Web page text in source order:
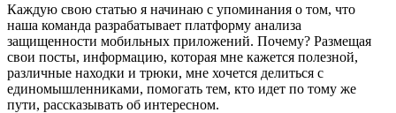
Каждую свою статью я начинаю с упоминания о том, что
наша команда разрабатывает платформу анализа
защищенности мобильных приложений. Почему? Размещая
свои посты, информацию, которая мне кажется полезной,
различные находки и трюки, мне хочется делиться с
единомышленниками, помогать тем, кто идет по тому же
пути, рассказывать об интересном.